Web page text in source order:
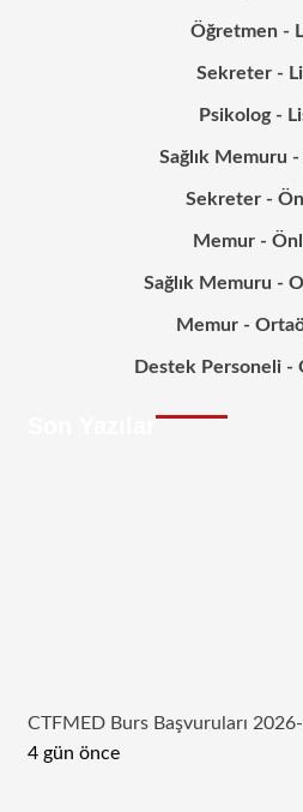
Öğretmen -
Sekreter -
Psikolog -
Sağlık Memuru
Sekreter -
Memur -
Sağlık Memuru -
Memur -
Destek Personeli -
CTFMED Burs Başvuruları
4 gün önce